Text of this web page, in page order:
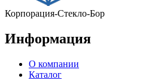
Корпорация-Стекло-Бор
Информация
О компании
Каталог